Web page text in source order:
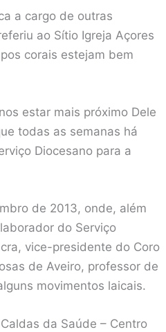
a cargo de outras
ao Sítio Igreja Açores
corais estejam bem
estar mais próximo Dele
todas as semanas há
Diocesano para a
de 2013, onde, além
do Serviço
vice-presidente do Coro
de Aveiro, professor de
movimentos laicais.
da Saúde – Centro